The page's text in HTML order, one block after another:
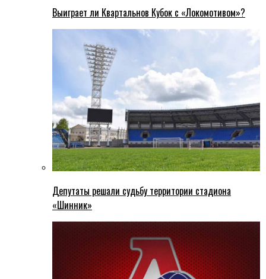
Выиграет ли Квартальнов Кубок с «Локомотивом»?
Депутаты решали судьбу территории стадиона
«Шинник»